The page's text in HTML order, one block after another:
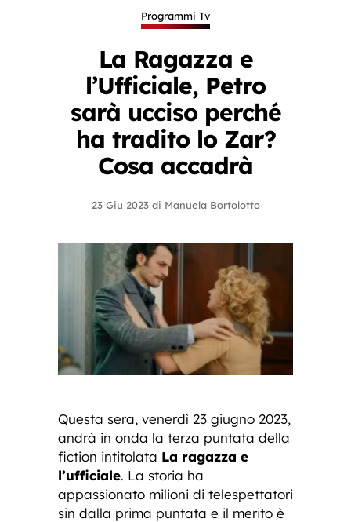
Programmi Tv
La Ragazza e
l’Ufficiale, Petro
sarà ucciso perché
ha tradito lo Zar?
Cosa accadrà
23 Giu 2023 di Manuela Bortolotto
Questa sera, venerdì 23 giugno 2023,
andrà in onda la terza puntata della
fiction intitolata La ragazza e
l’ufficiale. La storia ha
appassionato milioni di telespettatori
sin dalla prima puntata e il merito è